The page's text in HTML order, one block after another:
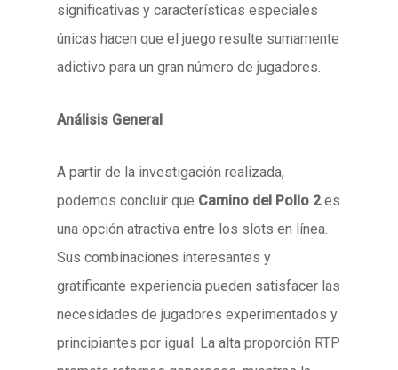
significativas y características especiales
únicas hacen que el juego resulte sumamente
adictivo para un gran número de jugadores.
Análisis General
A partir de la investigación realizada,
podemos concluir que Camino del Pollo 2es
una opción atractiva entre los slots en línea.
Sus combinaciones interesantes y
gratificante experiencia pueden satisfacer las
necesidades de jugadores experimentados y
principiantes por igual. La alta proporción RTP